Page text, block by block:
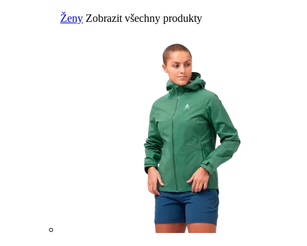
Ženy Zobrazit všechny produkty